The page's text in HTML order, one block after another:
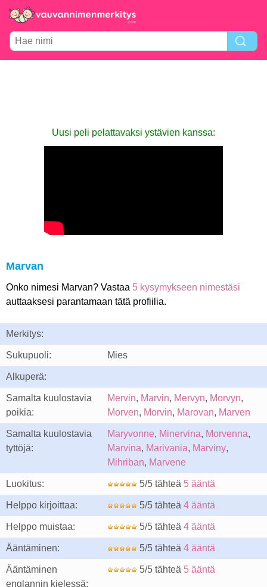
Uusi peli pelattavaksi ystävien kanssa:
Marvan
Onko nimesi Marvan? Vastaa 5 kysymykseen nimestäsi
auttaaksesi parantamaan tätä profiilia.
Merkitys:
Sukupuoli: Mies
Alkuperä:
Samalta kuulostavia
poikia:
Mervin, Marvin, Mervyn, Morvyn,
Morven, Morvin, Marovan, Marven
Samalta kuulostavia
tyttöjä:
Maryvonne, Minervina, Morvenna,
Marvina, Marivania, Marviny,
Mihriban, Marvene
Luokitus: 5/5 tähteä 5 ääntä
Helppo kirjoittaa: 5/5 tähteä 4 ääntä
Helppo muistaa: 5/5 tähteä 4 ääntä
Ääntäminen: 5/5 tähteä 4 ääntä
Ääntäminen
englannin kielessä:
5/5 tähteä 5 ääntä